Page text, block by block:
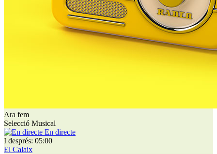
Ara fem
Selecció Musical
En directe
I després: 05:00
El Calaix